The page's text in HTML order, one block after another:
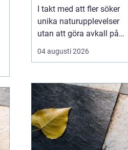
I takt med att fler söker
unika naturupplevelser
utan att göra avkall på
bekvämlighet, har
glamping Sverige blivit
Kombinationen av
glamour och camping
erbjuder resenärer lyxiga
tält mitt i nature...
04 augusti 2026